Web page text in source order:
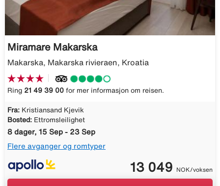
Miramare Makarska
Makarska, Makarska rivieraen, Kroatia
Ring 21 49 39 00 for mer informasjon om reisen.
Fra: Kristiansand Kjevik
Bosted: Ettromsleilighet
8 dager, 15 Sep - 23 Sep
Flere avganger og romtyper
13 049 NOK/voksen